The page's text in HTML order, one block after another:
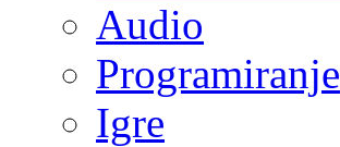
Audio
Programiranje
Igre